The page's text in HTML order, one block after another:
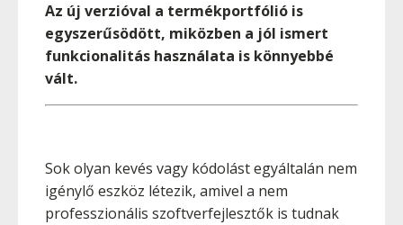
Az új verzióval a termékportfólió is
egyszerűsödött, miközben a jól ismert
funkcionalitás használata is könnyebbé
vált.
Sok olyan kevés vagy kódolást egyáltalán nem
igénylő eszköz létezik, amivel a nem
professzionális szoftverfejlesztők is tudnak